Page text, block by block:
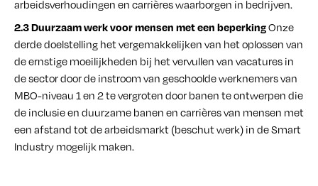
arbeidsverhoudingen en carrières waarborgen in bedrijven.
2.3 Duurzaam werk voor mensen met een beperkingOnze
derde doelstelling het vergemakkelijken van het oplossen van
de ernstige moeilijkheden bij het vervullen van vacatures in
de sector door de instroom van geschoolde werknemers van
MBO-niveau 1 en 2 te vergroten door banen te ontwerpen die
de inclusie en duurzame banen en carrières van mensen met
een afstand tot de arbeidsmarkt (beschut werk) in de Smart
Industry mogelijk maken.